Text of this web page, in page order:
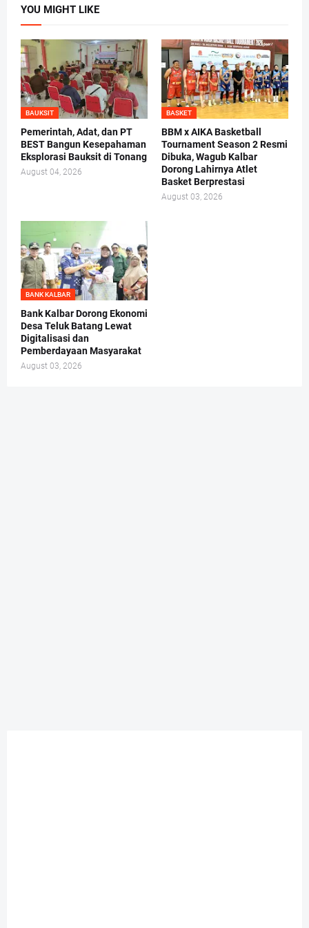
YOU MIGHT LIKE
BAUKSIT
Pemerintah, Adat, dan PT
BEST Bangun Kesepahaman
Eksplorasi Bauksit di Tonang
August 04, 2026
BASKET
BBM x AIKA Basketball
Tournament Season 2 Resmi
Dibuka, Wagub Kalbar
Dorong Lahirnya Atlet
Basket Berprestasi
August 03, 2026
BANK KALBAR
Bank Kalbar Dorong Ekonomi
Desa Teluk Batang Lewat
Digitalisasi dan
Pemberdayaan Masyarakat
August 03, 2026